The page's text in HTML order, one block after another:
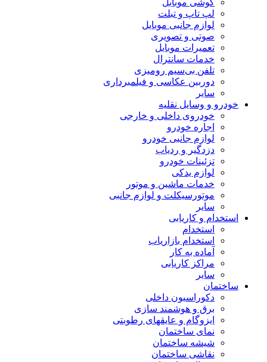
گوشی موبایل
لپ تاپ و تبلت
لوازم جانبی موبایل
صوتی و تصویری
تعمیرات موبایل
خدمات سانترال
تلفن بی‌سیم رومیزی
دوربین عکاسی و فیلمبرداری
سایر
خودرو و وسایل نقلیه
خودروی داخلی و خارجی
اجاره خودرو
لوازم جانبی خودرو
دزدگیر و ردیاب
تزئینات خودرو
لوازم یدکی
خدمات ماشین و موتور
موتورسیکلت و لوازم جانبی
سایر
استخدام و کاریابی
استخدام
استخدام بازاریاب
آماده به کار
مراکز کاریابی
سایر
ساختمان
دکوراسیون داخلی
برق و هوشمند سازی
ایزوگام و عایقهای رطوبتی
نمای ساختمان
شیشه ساختمان
نقاشی ساختمان